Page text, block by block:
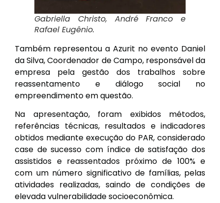
Gabriella Christo, André Franco e
Rafael Eugênio.
Também representou a Azurit no evento Daniel
da Silva, Coordenador de Campo, responsável da
empresa pela gestão dos trabalhos sobre
reassentamento e diálogo social no
empreendimento em questão.
Na apresentação, foram exibidos métodos,
referências técnicas, resultados e indicadores
obtidos mediante execução do PAR, considerado
case de sucesso com índice de satisfação dos
assistidos e reassentados próximo de 100% e
com um número significativo de famílias, pelas
atividades realizadas, saindo de condições de
elevada vulnerabilidade socioeconômica.